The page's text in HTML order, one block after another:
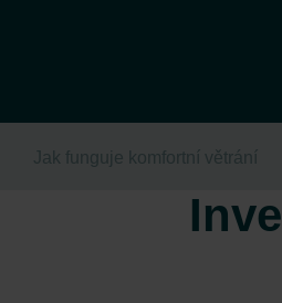
Jak funguje komfortní větrání